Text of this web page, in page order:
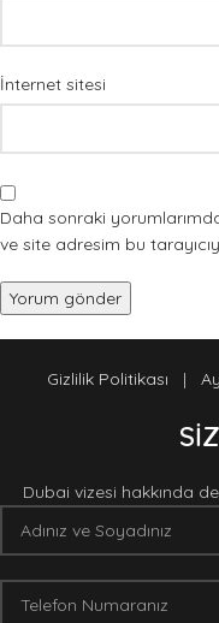
İnternet sitesi
Daha sonraki
ve site adresim bu
Gizlilik Politikası |
Dubai vizesi hakkında